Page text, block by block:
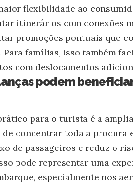
flexibilidade ao
itinerários com conexões
promoções pontuais que
Para famílias, isso também
com deslocamentos
podem
para o turista é a
de concentrar toda a
de passageiros e reduz o
pode representar uma
especialmente nos